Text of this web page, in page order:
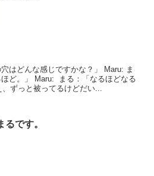
はどんな感じですかな？」 Maru: ま
まる：「なるほどなる
：「ねえ、ずっと被ってるけどだい...
るです。